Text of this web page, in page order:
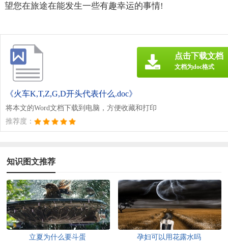
望您在旅途在能发生一些有趣幸运的事情!
《火车K,T,Z,G,D开头代表什么.doc》
将本文的Word文档下载到电脑，方便收藏和打印
推荐度：
点击下载文档
文档为doc格式
知识图文推荐
立夏为什么要斗蛋 孕妇可以用花露水吗